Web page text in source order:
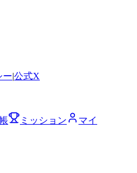
ー|公式X
ミッション マイ